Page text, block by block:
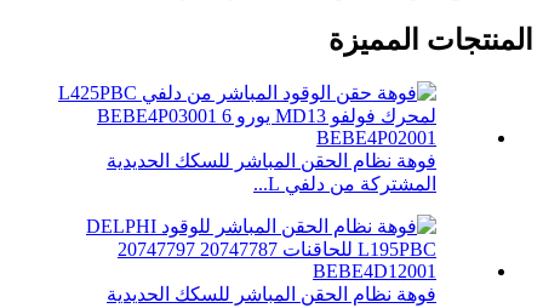
المنتجات المميزة
فوهة نظام الحقن المباشر للسكك الحديدية
المشتركة من دلفي L...
فوهة نظام الحقن المباشر للسكك الحديدية